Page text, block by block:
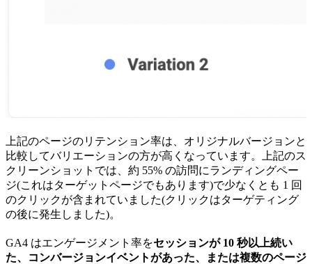
上記のページのリテンション率は、オリジナルバージョンと
比較してバリエーションの方が高くなっています。上記のス
クリーンショットでは、約 55% の訪問にランディングペー
ジ(これはターゲットページでもあります)で少なくとも 1 回
のクリックが含まれていました(クリックはターゲティング
の後に発生しました)。
GA4 はエンゲージメント率をセッションが 10 秒以上続い
た、コンバージョンイベントがあった、または複数のページ